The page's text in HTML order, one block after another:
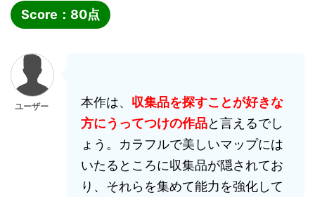
Score： 80点
ユーザー 本作は、 収集品を探すことが好きな
方にうってつけの作品と言えるでし
ょう。カラフルで美しいマップには
いたるところに収集品が隠されてお
り、それらを集めて能力を強化して